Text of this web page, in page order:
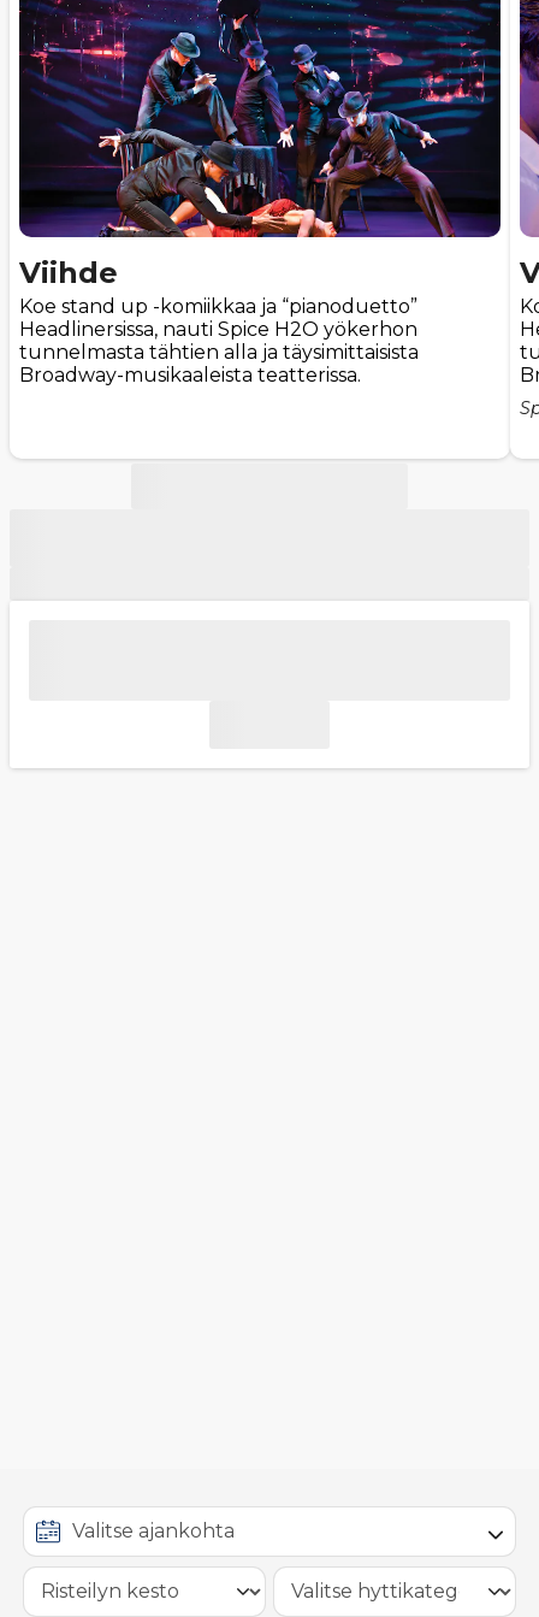
Viihde
Koe stand up -komiikkaa ja “pianoduetto”
Headlinersissa, nauti Spice H2O yökerhon
tunnelmasta tähtien alla ja täysimittaisista
Broadway-musikaaleista teatterissa.